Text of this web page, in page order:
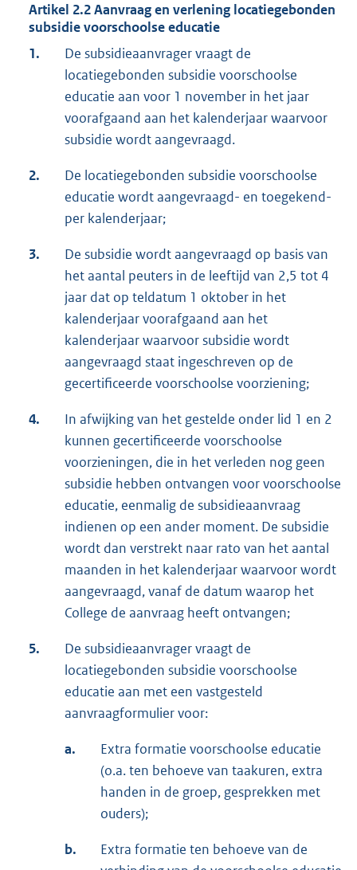
Artikel 2.2 Aanvraag en verlening locatiegebonden
subsidie voorschoolse educatie
1.
De subsidieaanvrager vraagt de
locatiegebonden subsidie voorschoolse
educatie aan voor 1 november in het jaar
voorafgaand aan het kalenderjaar waarvoor
subsidie wordt aangevraagd.
2.
De locatiegebonden subsidie voorschoolse
educatie wordt aangevraagd- en toegekend-
per kalenderjaar;
3.
De subsidie wordt aangevraagd op basis van
het aantal peuters in de leeftijd van 2,5 tot 4
jaar dat op teldatum 1 oktober in het
kalenderjaar voorafgaand aan het
kalenderjaar waarvoor subsidie wordt
aangevraagd staat ingeschreven op de
gecertificeerde voorschoolse voorziening;
4.
In afwijking van het gestelde onder lid 1 en 2
kunnen gecertificeerde voorschoolse
voorzieningen, die in het verleden nog geen
subsidie hebben ontvangen voor voorschoolse
educatie, eenmalig de subsidieaanvraag
indienen op een ander moment. De subsidie
wordt dan verstrekt naar rato van het aantal
maanden in het kalenderjaar waarvoor wordt
aangevraagd, vanaf de datum waarop het
College de aanvraag heeft ontvangen;
5.
De subsidieaanvrager vraagt de
locatiegebonden subsidie voorschoolse
educatie aan met een vastgesteld
aanvraagformulier voor:
a.
Extra formatie voorschoolse educatie
(o.a. ten behoeve van taakuren, extra
handen in de groep, gesprekken met
ouders);
b.
Extra formatie ten behoeve van de